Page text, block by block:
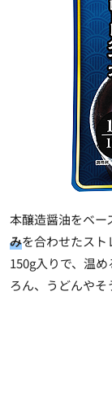
本醸造醤油をベー
みを合わせたスト
150g入りで、温
ろん、うどんやそ